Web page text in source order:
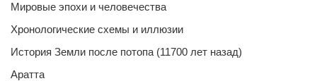
Мировые эпохи и человечества
Хронологические схемы и иллюзии
История Земли после потопа (11700 лет назад)
Аратта